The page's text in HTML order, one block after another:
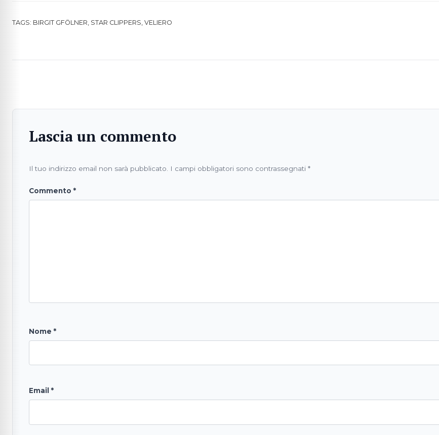
TAGS: BIRGIT GFÖLNER, STAR CLIPPERS, VELIERO
Lascia un commento
Il tuo indirizzo email non sarà pubblicato. I campi obbligatori sono contrassegnati *
Commento *
Nome *
Email *